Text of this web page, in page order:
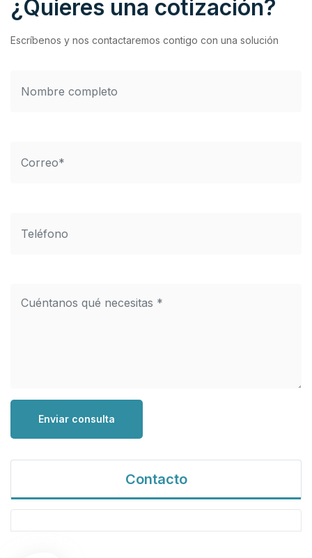
¿Quieres una cotización?
Escríbenos y nos contactaremos contigo con una solución
Enviar consulta
Contacto